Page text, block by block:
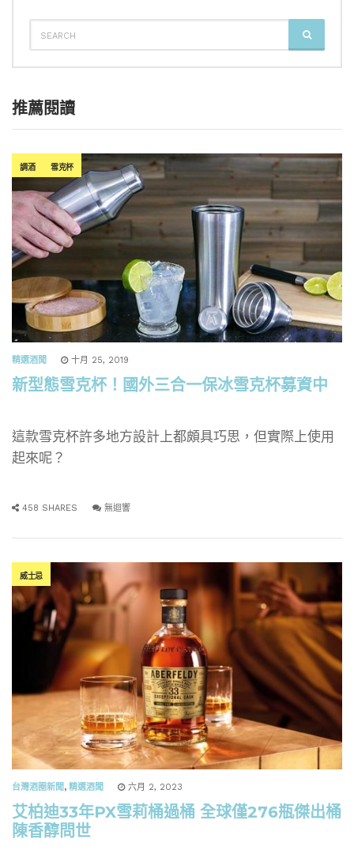
SEARCH
FOR:
SEARCH
推薦閱讀
調酒 雪克杯
精選酒聞 十月 25, 2019
新型態雪克杯！國外三合一保冰雪克杯募資中
這款雪克杯許多地方設計上都頗具巧思，但實際上使用
起來呢？
458 SHARES 無迴響
威士忌
台灣酒圈新聞, 精選酒聞 六月 2, 2023
艾柏迪33年PX雪莉桶過桶 全球僅276瓶傑出桶
陳香醇問世